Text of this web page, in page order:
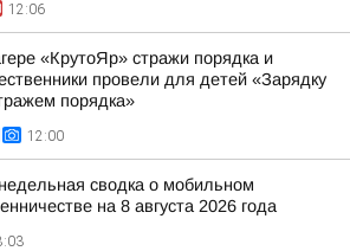
12:06
«КрутоЯр» стражи порядка и
провели для детей «Зарядку
порядка»
12:00
сводка о мобильном
на 8 августа 2026 года